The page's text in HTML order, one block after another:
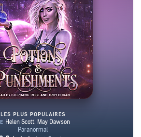
LES PLUS POPULAIRES